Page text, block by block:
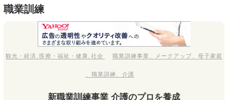
職業訓練
観光・経済 医療・福祉・健康 社会 職業訓練事業 メークアップ 母子家庭
、職業訓練 、介護
新職業訓練事業 介護のプロを養成